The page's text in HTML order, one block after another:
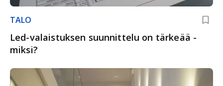
TALO
Led-valaistuksen suunnittelu on tärkeää -
miksi?